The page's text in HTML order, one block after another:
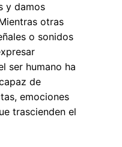
y damos
otras
o sonidos
ser humano ha
de
emociones
trascienden el